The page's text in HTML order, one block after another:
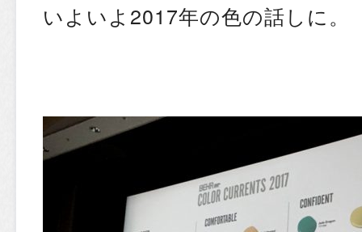
いよいよ2017年の色の話しに。